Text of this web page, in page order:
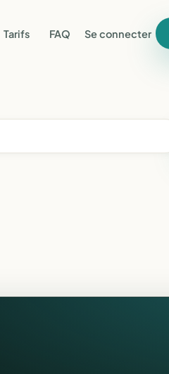
Tarifs FAQ Se connecter